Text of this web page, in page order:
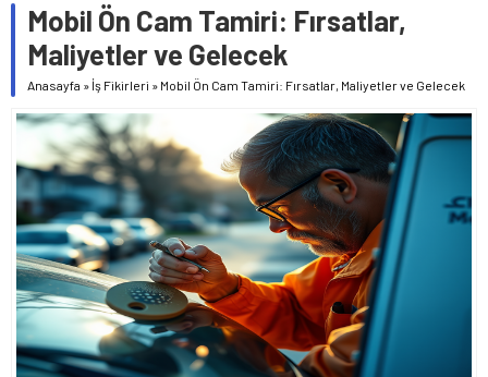
Mobil Ön Cam Tamiri: Fırsatlar,
Maliyetler ve Gelecek
Anasayfa » İş Fikirleri » Mobil Ön Cam Tamiri: Fırsatlar, Maliyetler ve Gelecek